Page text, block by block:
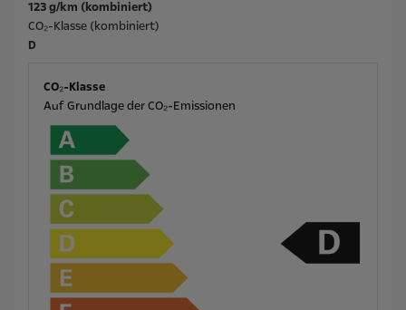
123 g/km (kombiniert)
CO₂-Klasse (kombiniert)
D
CO₂-Klasse
Auf Grundlage der CO₂-Emissionen